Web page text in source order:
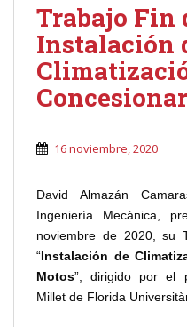
Trabajo Fin
Instalación
16 noviembre, 2020
David Almazán
Ingeniería Mecánica,
noviembre de 2020, su
“Instalación de
Motos”, dirigido por el
Millet de Florida